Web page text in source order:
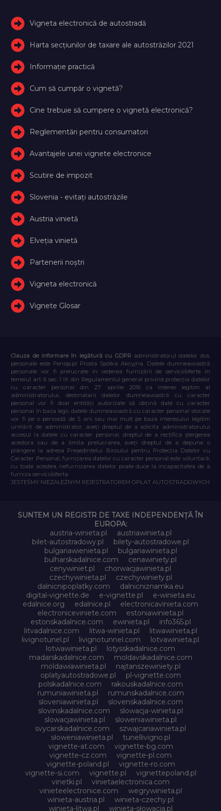
Vigneta electronică de autostradă
Harta secțiunilor de taxare ale autostrăzilor 2021
Informație practică
Cum să cumpăr o vignetă?
Cine trebuie să cumpere o vignetă electronică?
Reglementări pentru consumatori
Avantajele unei vignete electronice
Scutire de impozit
Slovenia - evitați autostrăzile
Austria vinietă
Elveţia vinietă
Partenerii noștri
Vigneta electronică
Vignete Glosar
Clauza de informare în legătură cu GDPR administratorul datelor dvs.
personale este Feniqs.pl Prosta Spółka Akcyjna. Datele dumneavoastră
personale vor fi prelucrate în vederea furnizării de servicii/oferte în
temeiul art. 6 sec. 1 lit. din Regulamentul general privind protecția datelor
cu caracter personal din 27 aprilie 2016 ca interes legitim al
administratorului, destinatarii datelor dumneavoastră cu caracter
personal vor fi doar entități autorizate să obțină date cu caracter
personal în baza legii, datele dumneavoastră cu caracter personal stocate
vor fi pe o perioadă de 5 ani sau mai mult pe baza interesului legitim
urmărit de administrator, aveți dreptul de a solicita administratorului
accesul la datele cu caracter personal, dreptul de a rectifica ștergerea
acestora sau de a limita prelucrarea, aveți dreptul de a depune o
plângere la adresa Președintelui Biroului pentru Protecția Datelor cu
Caracter Personal, furnizarea datelor cu caracter personal este voluntară,
cu toate acestea, nefurnizarea datelor poate duce la incapacitatea de a
furniza servicii/oferta.
JESTEŚMY NIEZALEŻNYM REJESTRATOREM OPŁAT AUTOSTRADOWYCH
SUNTEM UN REGISTR DE TAXE INDEPENDENȚĂ ÎN
EUROPA:
austria-winieta.pl
austriawinieta.pl
bilet-autostradowy.pl
bilety-autostradowe.pl
bulgariawienieta.pl
bulgariawinieta.pl
bulharskadalnice.com
cenawiniety.pl
cenywiniet.pl
chorwacjawinieta.pl
czechywinieta.pl
czechywiniety.pl
dalnicnipoplatky.com
dalnicniznamka.eu
digital-vignette.de
e-vignette.pl
e-winieta.eu
edalnice.org
edalnice.pl
electronicavinieta.com
electroniceviniete.com
estoniawinieta.pl
estonskadalnice.com
ewinieta.pl
info365.pl
litvadalnice.com
litwa-winieta.pl
litwawinieta.pl
livignotunel.pl
livignotunnel.com
lotvawinieta.pl
lotwawinieta.pl
lotysskadalnice.com
madarskadalnice.com
moldavskadalnice.com
moldawiawinieta.pl
najtanszewiniety.pl
oplatyautostradowe.pl
pl-vignette.com
polskadalnice.com
rakouskadalnice.com
rumuniawinieta.pl
rumunskadalnice.com
sloveniawinieta.pl
slovenskadalnice.com
slovinskadalnice.com
slowacja-winieta.pl
slowacjawinieta.pl
sloweniawinieta.pl
svycarskadalnice.com
szwajcariawinieta.pl
słoweniawinieta.pl
tunellivigno.pl
vignette-at.com
vignette-bg.com
vignette-cz.com
vignette-pl.com
vignette-poland.pl
vignette-ro.com
vignette-si.com
vignette.pl
vignettepoland.pl
vinetki.pl
vinietaelectronica.com
vinieteelectronice.com
wegrywinieta.pl
winieta-austria.pl
winieta-czechy.pl
winieta-litwa.pl
winieta-słowacja.pl